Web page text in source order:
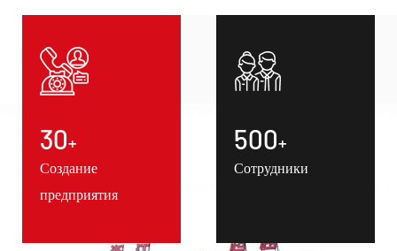
30+
Создание
предприятия
500+
Сотрудники